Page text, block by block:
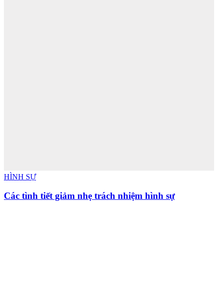
HÌNH SỰ
Các tình tiết giảm nhẹ trách nhiệm hình sự